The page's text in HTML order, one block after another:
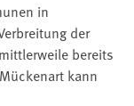
in
der
bereits
kann